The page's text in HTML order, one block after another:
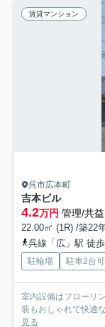
賃貸マンション
呉市広本町
吉本ビル
4.2万円 管理/共
22.00㎡ (1R) /築22
呉線「広」駅 徒
駐輪場 駐車2台可
室内設備はフローリ
装もおしゃれで快適
見る